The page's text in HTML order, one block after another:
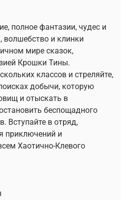
полное фантазии, чудес и
и клинки
мире сказок,
Крошки Тины.
классов и стреляйте,
добычи, которую
и отыскать в
беспощадного
Вступайте в отряд,
приключений и
Хаотично-Клевого